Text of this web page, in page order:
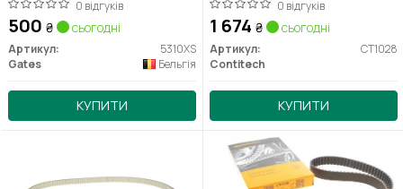
0 відгуків
500 ₴ сьогодні
Артикул:
5310XS
Gates
Бельгія
КУПИТИ
0 відгуків
1 674 ₴ сьогодні
Артикул:
CT1028
Contitech
КУПИТИ